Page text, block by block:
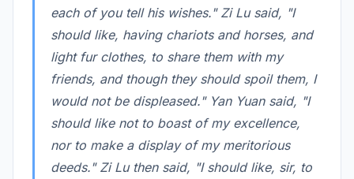
each of you tell his wishes." Zi Lu said, "I
should like, having chariots and horses, and
light fur clothes, to share them with my
friends, and though they should spoil them, I
would not be displeased." Yan Yuan said, "I
should like not to boast of my excellence,
nor to make a display of my meritorious
deeds." Zi Lu then said, "I should like, sir, to